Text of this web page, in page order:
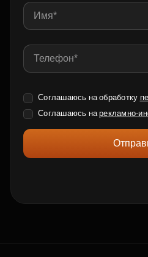
Соглашаюсь на обработку
Соглашаюсь нарекламно-